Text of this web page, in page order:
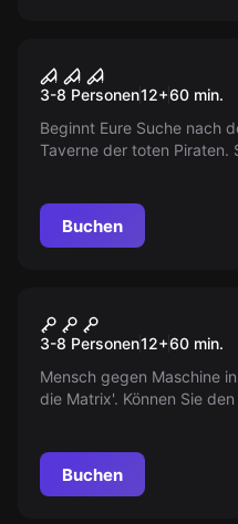
Fluch der
3-8 Personen12+60 min.
Beginnt Eure Suche nach
Taverne der toten Piraten.
Spieler, 60-70 Minuten, ab
Buchen
Matrix
3-8 Personen12+60 min.
Mensch gegen Maschine
die Matrix'. Können Sie
Buchen